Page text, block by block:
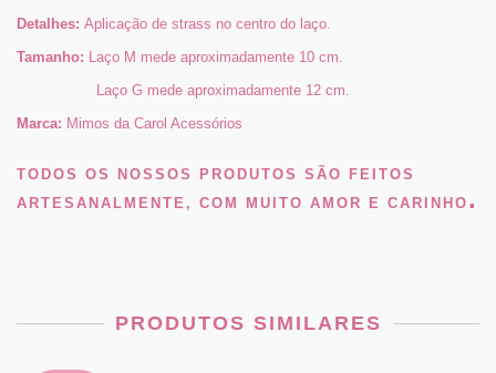
Detalhes: Aplicação de strass no centro do laço.
Tamanho: Laço M mede aproximadamente 10 cm.
Laço G mede aproximadamente 12 cm.
Marca: Mimos da Carol Acessórios
TODOS OS NOSSOS PRODUTOS SÃO FEITOS
ARTESANALMENTE, COM MUITO AMOR E CARINHO .
PRODUTOS SIMILARES